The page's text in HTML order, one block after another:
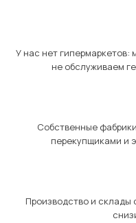
У нас нет
не обслуживаем
Собственные
перекупщиками и
Производство и